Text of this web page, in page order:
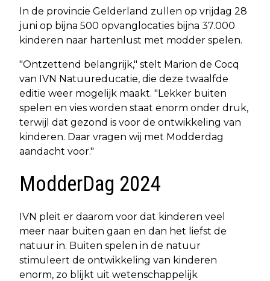
In de provincie Gelderland zullen op vrijdag 28
juni op bijna 500 opvanglocaties bijna 37.000
kinderen naar hartenlust met modder spelen.
"Ontzettend belangrijk," stelt Marion de Cocq
van IVN Natuureducatie, die deze twaalfde
editie weer mogelijk maakt. "Lekker buiten
spelen en vies worden staat enorm onder druk,
terwijl dat gezond is voor de ontwikkeling van
kinderen. Daar vragen wij met Modderdag
aandacht voor."
ModderDag 2024
IVN pleit er daarom voor dat kinderen veel
meer naar buiten gaan en dan het liefst de
natuur in. Buiten spelen in de natuur
stimuleert de ontwikkeling van kinderen
enorm, zo blijkt uit wetenschappelijk